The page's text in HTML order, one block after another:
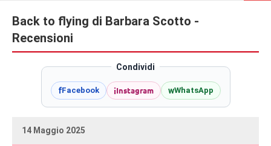
I
Libri
non
solo.
Recensioni,
delle
Back to flying di Barbara Scotto -
Recensioni
Condividi
fFacebook iInstagram wWhatsApp
14 Maggio 2025
uctil_user
Nessun